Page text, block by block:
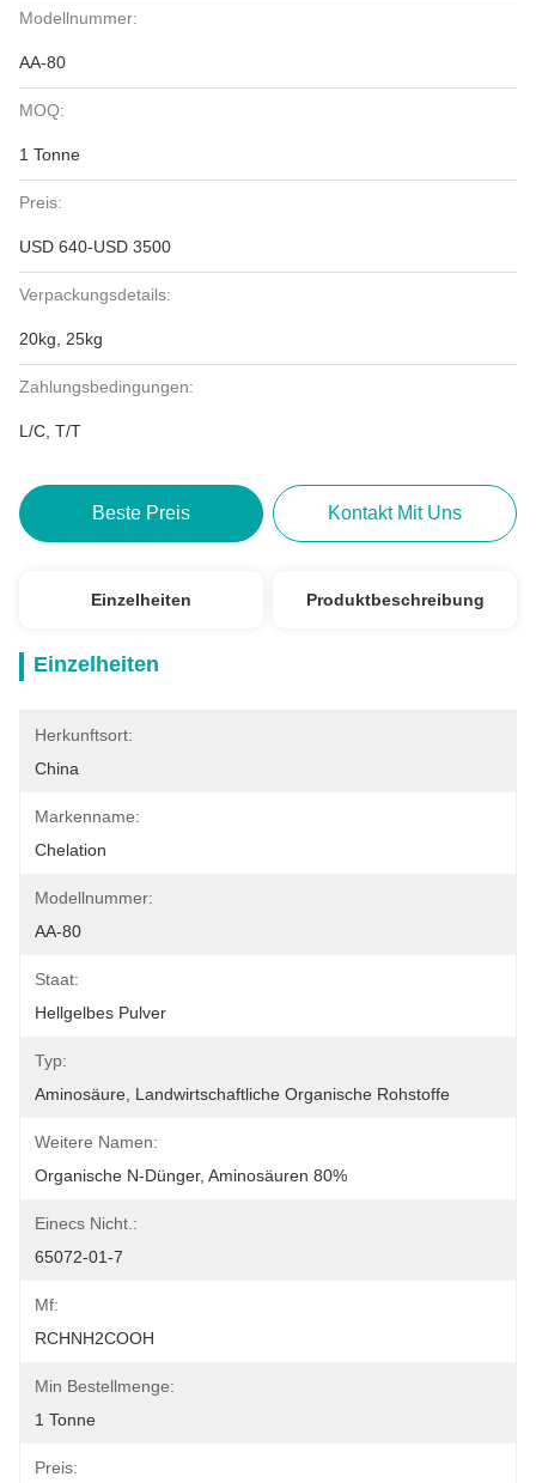
Modellnummer:
AA-80
MOQ:
1 Tonne
Preis:
USD 640-USD 3500
Verpackungsdetails:
20kg, 25kg
Zahlungsbedingungen:
L/C, T/T
Beste Preis Kontakt Mit Uns
Einzelheiten Produktbeschreibung
Einzelheiten
Herkunftsort:
China
Markenname:
Chelation
Modellnummer:
AA-80
Staat:
Hellgelbes Pulver
Typ:
Aminosäure, Landwirtschaftliche Organische Rohstoffe
Weitere Namen:
Organische N-Dünger, Aminosäuren 80%
Einecs Nicht.:
65072-01-7
Mf:
RCHNH2COOH
Min Bestellmenge:
1 Tonne
Preis: